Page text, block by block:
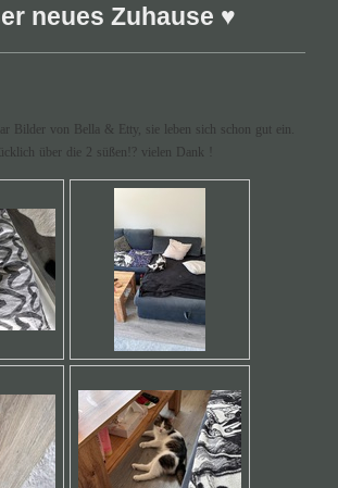
neues Zuhause ♥
Bilder von Bella & Etty, sie leben sich schon gut ein.
über die 2 süßen!? vielen Dank !